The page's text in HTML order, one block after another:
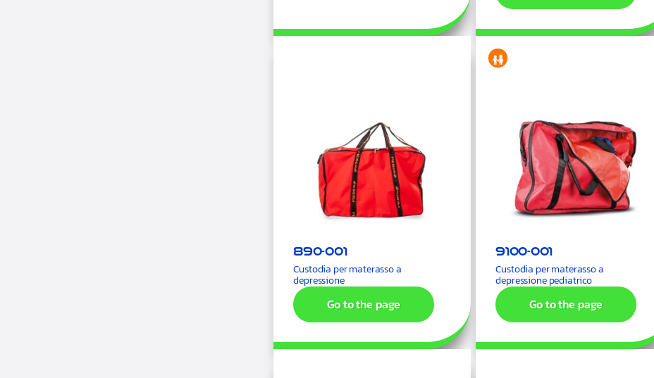
890-001
Custodia per materasso a
depressione
Go to the page
9100-001
Custodia per materasso a
depressione pediatrico
Go to the page